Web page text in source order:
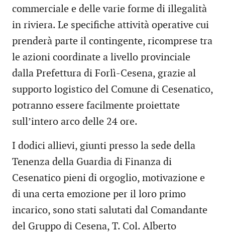
commerciale e delle varie forme di illegalità
in riviera. Le specifiche attività operative cui
prenderà parte il contingente, ricomprese tra
le azioni coordinate a livello provinciale
dalla Prefettura di Forlì-Cesena, grazie al
supporto logistico del Comune di Cesenatico,
potranno essere facilmente proiettate
sull’intero arco delle 24 ore.
I dodici allievi, giunti presso la sede della
Tenenza della Guardia di Finanza di
Cesenatico pieni di orgoglio, motivazione e
di una certa emozione per il loro primo
incarico, sono stati salutati dal Comandante
del Gruppo di Cesena, T. Col. Alberto